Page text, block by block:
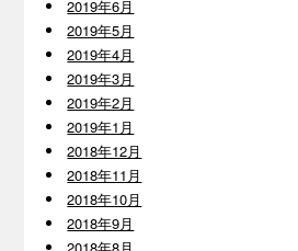
2019年6月
2019年5月
2019年4月
2019年3月
2019年2月
2019年1月
2018年12月
2018年11月
2018年10月
2018年9月